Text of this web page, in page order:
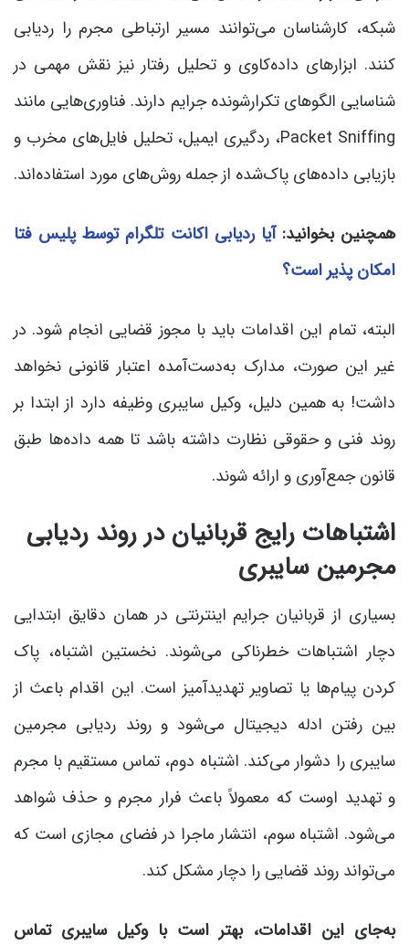
شبکه، کارشناسان می‌توانند مسیر ارتباطی مجرم را ردیابی
کنند. ابزارهای داده‌کاوی و تحلیل رفتار نیز نقش مهمی در
شناسایی الگوهای تکرارشونده جرایم دارند. فناوری‌هایی مانند
Packet Sniffing، ردگیری ایمیل، تحلیل فایل‌های مخرب و
بازیابی داده‌های پاک‌شده از جمله روش‌های مورد استفاده‌اند.
همچنین بخوانید:آیا ردیابی اکانت تلگرام توسط پلیس فتا
امکان پذیر است؟
البته، تمام این اقدامات باید با مجوز قضایی انجام شود. در
غیر این صورت، مدارک به‌دست‌آمده اعتبار قانونی نخواهد
داشت! به همین دلیل، وکیل سایبری وظیفه دارد از ابتدا بر
روند فنی و حقوقی نظارت داشته باشد تا همه داده‌ها طبق
قانون جمع‌آوری و ارائه شوند.
اشتباهات رایج قربانیان در روند ردیابی
مجرمین سایبری
بسیاری از قربانیان جرایم اینترنتی در همان دقایق ابتدایی
دچار اشتباهات خطرناکی می‌شوند. نخستین اشتباه، پاک
کردن پیام‌ها یا تصاویر تهدیدآمیز است. این اقدام باعث از
بین رفتن ادله دیجیتال می‌شود و روند ردیابی مجرمین
سایبری را دشوار می‌کند. اشتباه دوم، تماس مستقیم با مجرم
و تهدید اوست که معمولاً باعث فرار مجرم و حذف شواهد
می‌شود. اشتباه سوم، انتشار ماجرا در فضای مجازی است که
می‌تواند روند قضایی را دچار مشکل کند.
به‌جای این اقدامات، بهتر است با وکیل سایبری تماس